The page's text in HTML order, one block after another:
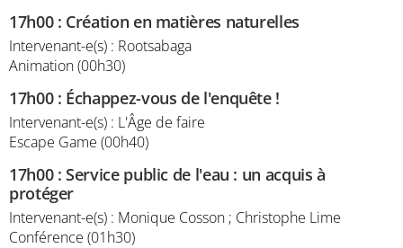
17h00: Création en matières naturelles
Intervenant-e(s) : Rootsabaga
Animation (00h30)
17h00: Échappez-vous de l'enquête !
Intervenant-e(s) : L'Âge de faire
Escape Game (00h40)
17h00:Service public de l'eau : un acquis à
protéger
Intervenant-e(s) : Monique Cosson ; Christophe Lime
Conférence (01h30)